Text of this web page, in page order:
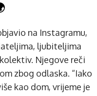
na Instagramu,
ljubiteljima
Njegove reči
zbog odlaska. “Iako
kao dom, vrijeme je